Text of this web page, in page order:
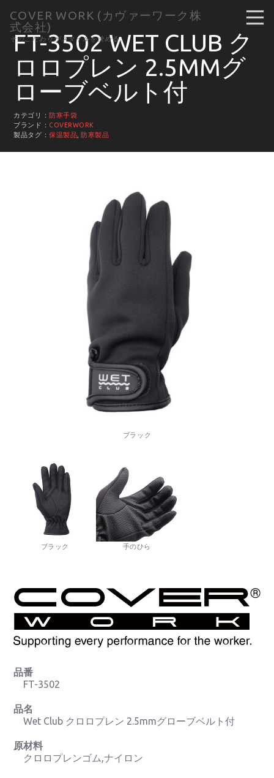
COVER WORK (カヴァーワーク株
式会社)
そのこだわりがスタイルを決める。
FT-3502 WET CLUB ク
ロロプレン 2.5MMグ
ローブベルト付
カテゴリ：防寒手袋
ブランド： COVERWORK
製品タグ：保温製品 ,防寒製品
ブラック
ブラック 手のひら
品番
FT-3502
品名
Wet Club クロロプレン 2.5mmグローブベルト付
原材料
クロロプレンゴム,ナイロン